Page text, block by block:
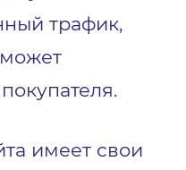
трафик,
имеет свои